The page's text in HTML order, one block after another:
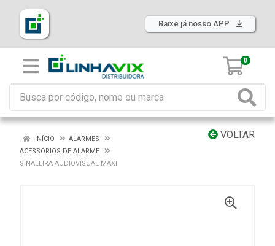
Baixe já nosso APP
0
VOLTAR
INÍCIO
ALARMES
ACESSORIOS DE ALARME
SINALEIRA AUDIOVISUAL MAXI